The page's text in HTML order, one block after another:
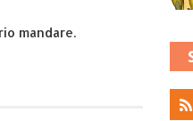
mandare.